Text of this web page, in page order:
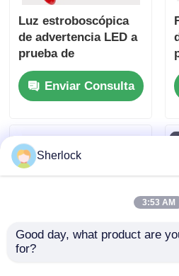
Luz estroboscópica
de advertencia LED a
prueba de
explosiones para
seguridad de plantas
Enviar Consulta
Sherlock
3:53 AM
Good day, what product are
for?